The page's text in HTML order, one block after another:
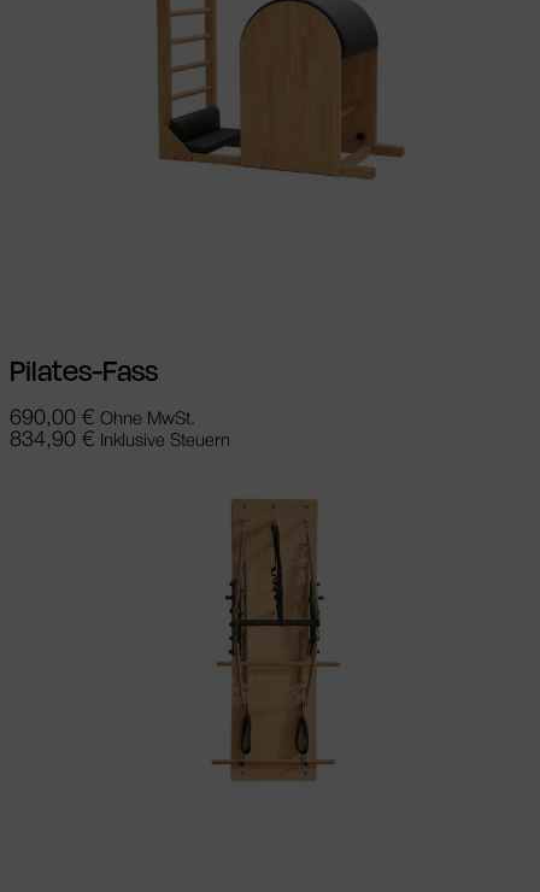
Pilates-Fass
690,00 € Ohne MwSt.
834,90 € Inklusive Steuern